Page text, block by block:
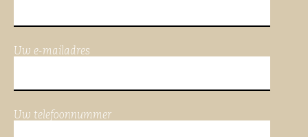
Uw e-mailadres
Uw telefoonnummer